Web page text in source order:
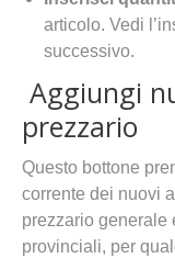
articolo. Vedi
successivo.
Aggiungi
prezzario
Questo bottone
corrente dei nuovi
prezzario generale
provinciali, per